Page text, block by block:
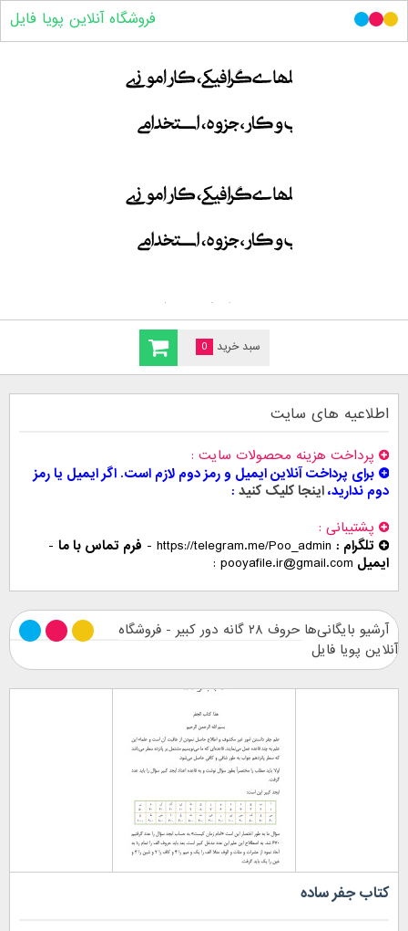
سبد خرید 0
فروشگاه آنلاین پویا فایل
اطلاعیه های سایت
پرداخت هزینه محصولات سایت
برای پرداخت آنلاین ایمیل و رمز دوم لازم است. اگر ایمیل یا رمز
دوم ندارید،اینجا کلیک کنید
پشتیبانی
تلگرام : https://telegram.me/Poo_admin
- فرم تماس با ما -
ایمیل pooyafile.ir@gmail.com
آرشیو بایگانی‌ها حروف ۲۸ گانه دور کبیر - فروشگاه
آنلاین پویا فایل
کتاب جفر ساده